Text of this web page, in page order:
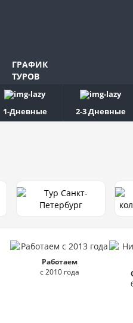
ГРАФИК
ТУРОВ
1-Дневные 2-3 Дневные
Работаем
с 2010 года